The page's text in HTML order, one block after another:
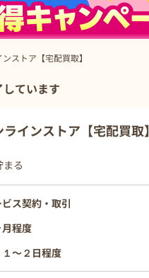
ストア【宅配買取】
ています
インストア【宅配買取】
まる
ス契約・取引
月程度
１〜２日程度